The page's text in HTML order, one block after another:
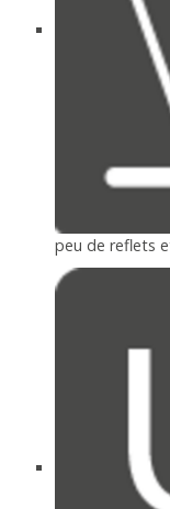
peu de reflets